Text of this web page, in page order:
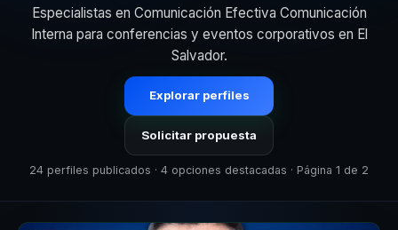
Especialistas en Comunicación Efectiva Comunicación
Interna para conferencias y eventos corporativos en El
Salvador.
Explorar perfiles
Solicitar propuesta
24 perfiles publicados · 4 opciones destacadas · Página 1 de 2